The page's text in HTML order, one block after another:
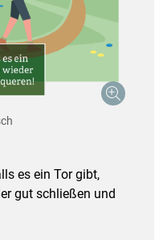
es ein Tor gibt,
gut schließen und